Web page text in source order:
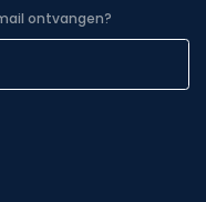
ontvangen?